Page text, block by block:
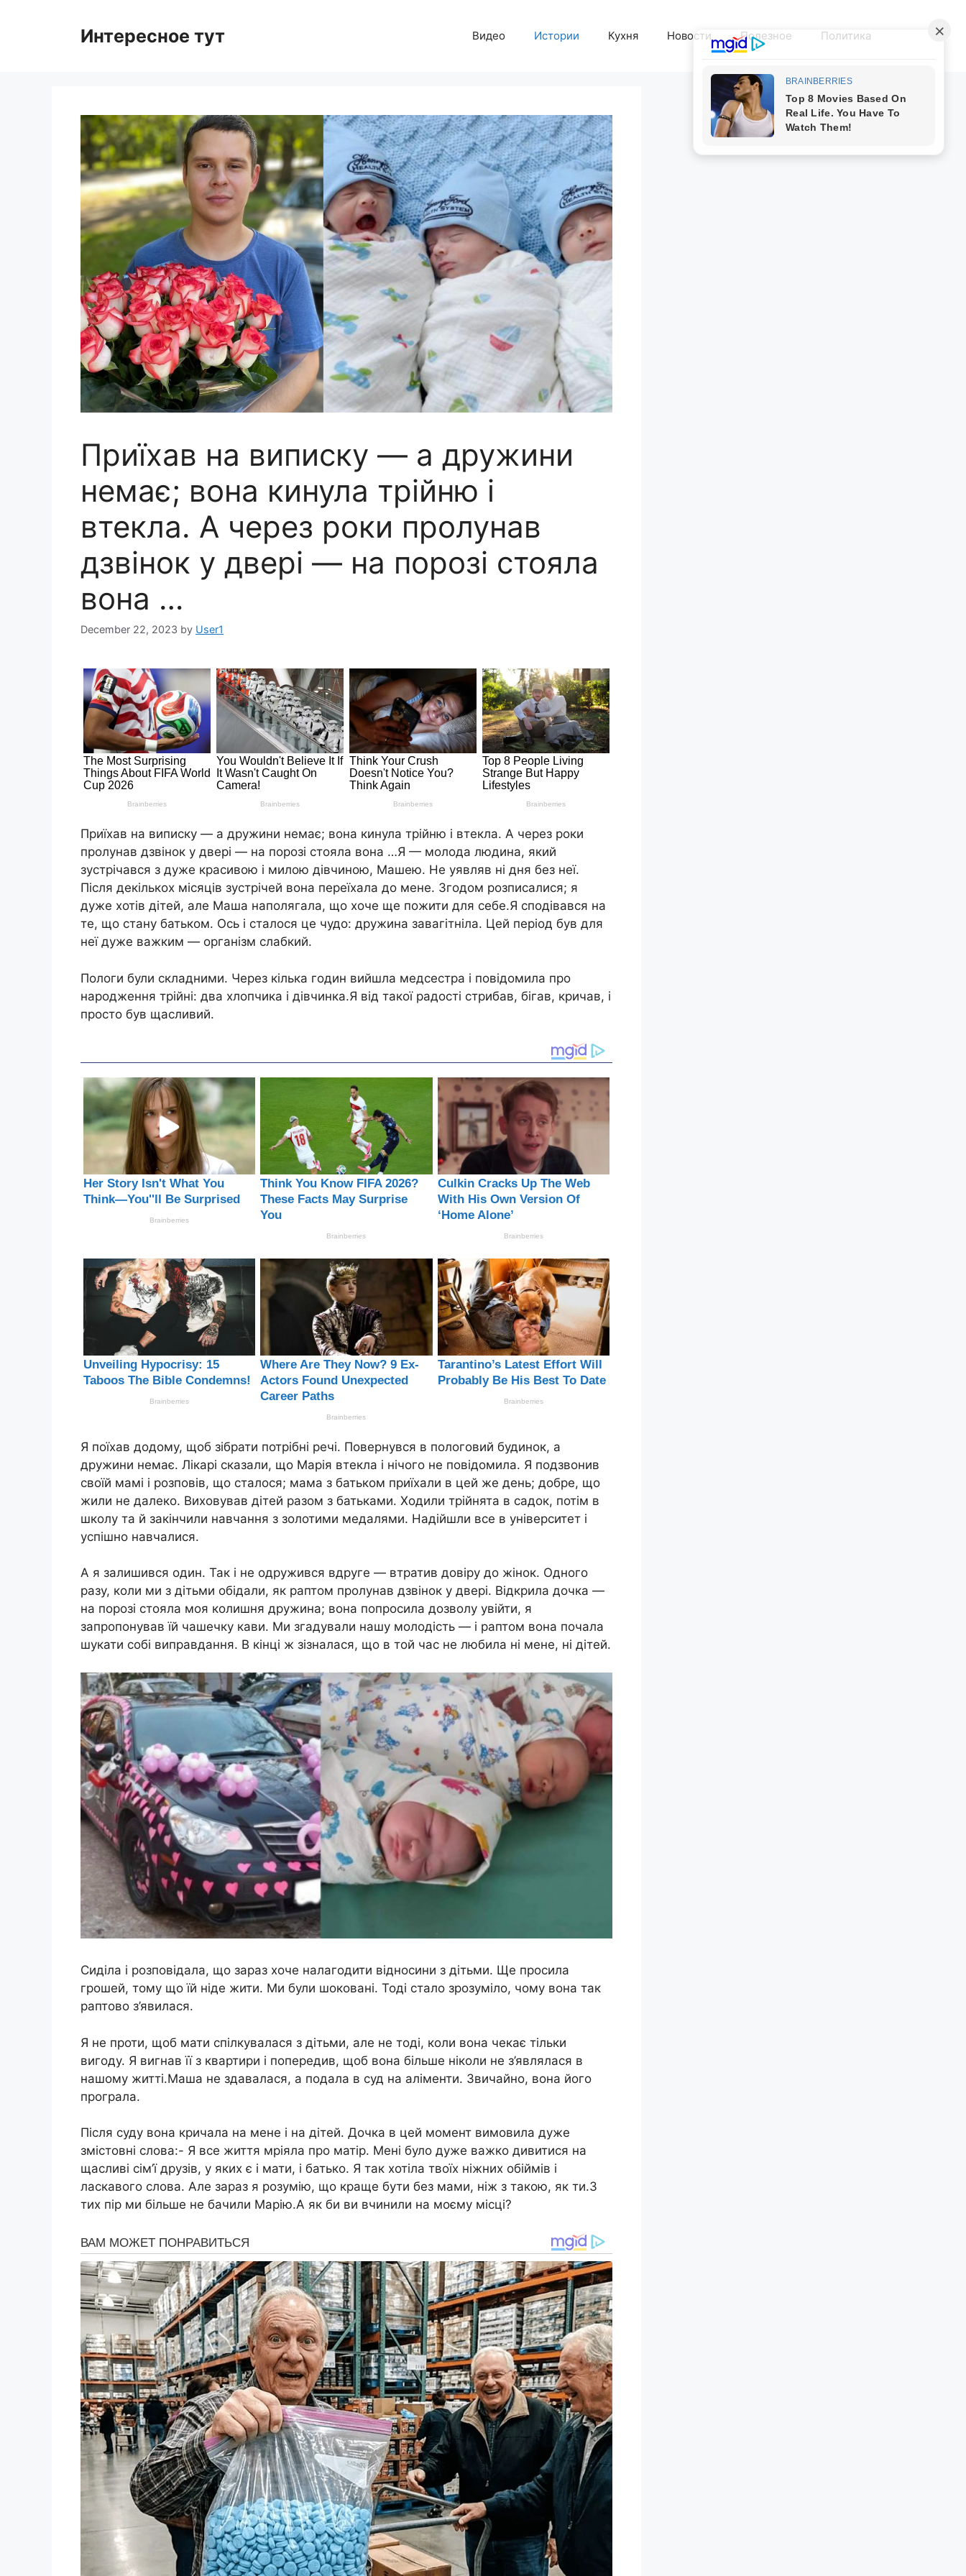
Интересное тут Видео Истории Кухня Новости Полезное Политика
Приїхав на виписку — а дружини
немає; вона кинула трійню і
втекла. А через роки пролунав
дзвінок у двері — на порозі стояла
вона …
December 22, 2023 by User1
Приїхав на виписку — а дружини немає; вона кинула трійню і втекла. А через роки
пролунав дзвінок у двері — на порозі стояла вона …Я — молода людина, який
зустрічався з дуже красивою і милою дівчиною, Машею. Не уявляв ні дня без неї.
Після декількох місяців зустрічей вона переїхала до мене. Згодом розписалися; я
дуже хотів дітей, але Маша наполягала, що хоче ще пожити для себе.Я сподівався на
те, що стану батьком. Ось і сталося це чудо: дружина завагітніла. Цей період був для
неї дуже важким — організм слабкий.
Пологи були складними. Через кілька годин вийшла медсестра і повідомила про
народження трійні: два хлопчика і дівчинка.Я від такої радості стрибав, бігав, кричав, і
просто був щасливий.
Я поїхав додому, щоб зібрати потрібні речі. Повернувся в пологовий будинок, а
дружини немає. Лікарі сказали, що Марія втекла і нічого не повідомила. Я подзвонив
своїй мамі і розповів, що сталося; мама з батьком приїхали в цей же день; добре, що
жили не далеко. Виховував дітей разом з батьками. Ходили трійнята в садок, потім в
школу та й закінчили навчання з золотими медалями. Надійшли все в університет і
успішно навчалися.
А я залишився один. Так і не одружився вдруге — втратив довіру до жінок. Одного
разу, коли ми з дітьми обідали, як раптом пролунав дзвінок у двері. Відкрила дочка —
на порозі стояла моя колишня дружина; вона попросила дозволу увійти, я
запропонував їй чашечку кави. Ми згадували нашу молодість — і раптом вона почала
шукати собі виправдання. В кінці ж зізналася, що в той час не любила ні мене, ні дітей.
Сиділа і розповідала, що зараз хоче налагодити відносини з дітьми. Ще просила
грошей, тому що їй ніде жити. Ми були шоковані. Тоді стало зрозуміло, чому вона так
раптово з’явилася.
Я не проти, щоб мати спілкувалася з дітьми, але не тоді, коли вона чекає тільки
вигоду. Я вигнав її з квартири і попередив, щоб вона більше ніколи не з’являлася в
нашому житті.Маша не здавалася, а подала в суд на аліменти. Звичайно, вона його
програла.
Після суду вона кричала на мене і на дітей. Дочка в цей момент вимовила дуже
змістовні слова:- Я все життя мріяла про матір. Мені було дуже важко дивитися на
щасливі сім’ї друзів, у яких є і мати, і батько. Я так хотіла твоїх ніжних обіймів і
ласкавого слова. Але зараз я розумію, що краще бути без мами, ніж з такою, як ти.З
тих пір ми більше не бачили Марію.А як би ви вчинили на моєму місці?